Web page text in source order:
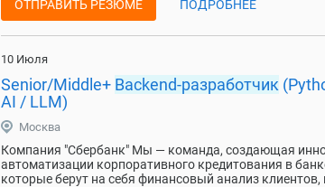
ОТПРАВИТЬ РЕЗЮМЕ ПОДРОБНЕЕ
10 Июля
Senior/Middle+ Backend-разработчик
AI / LLM)
Москва
Компания "Сбербанк" Мы — команда, создающая
автоматизации корпоративного кредитования в
которые берут на себя финансовый анализ клиентов,